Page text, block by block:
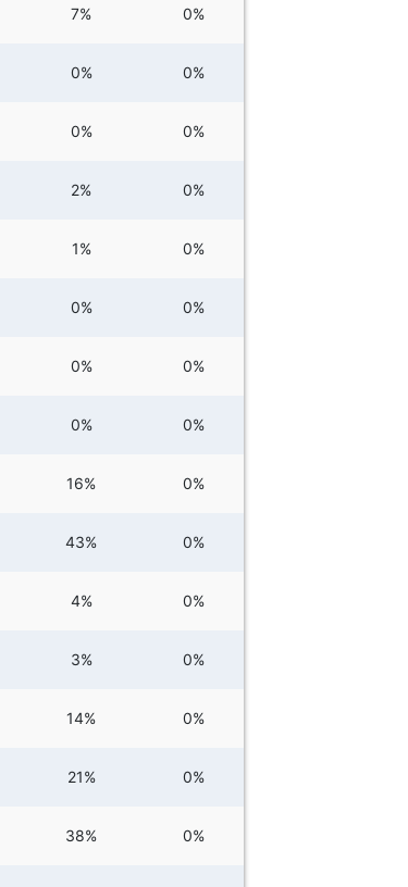
7% 0%
0% 0%
0% 0%
2% 0%
1% 0%
0% 0%
0% 0%
0% 0%
16% 0%
43% 0%
4% 0%
3% 0%
14% 0%
21% 0%
38% 0%